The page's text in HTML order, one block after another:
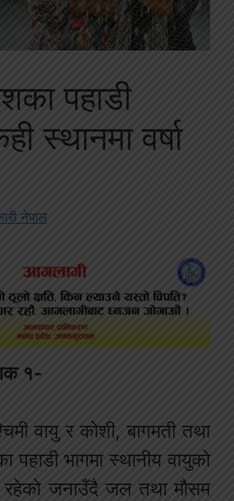
पहाडी
स्थानमा वर्षा
नेपाल
१-
वायु र कोशी, बागमती तथा
पहाडी भागमा स्थानीय वायुको
जनाउँदै जल तथा मौसम